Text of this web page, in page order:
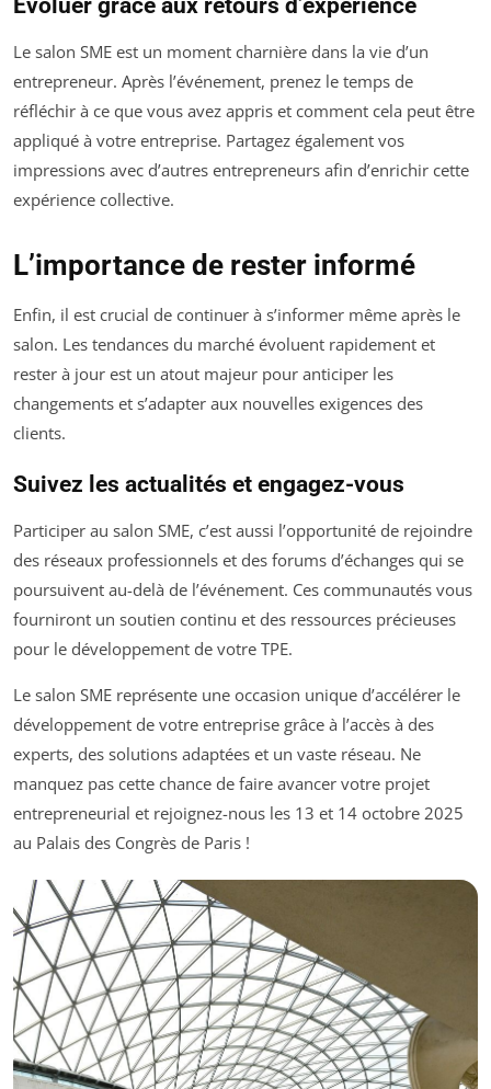
Évoluer grâce aux retours d’expérience
Le salon SME est un moment charnière dans la vie d’un
entrepreneur. Après l’événement, prenez le temps de
réfléchir à ce que vous avez appris et comment cela peut être
appliqué à votre entreprise. Partagez également vos
impressions avec d’autres entrepreneurs afin d’enrichir cette
expérience collective.
L’importance de rester informé
Enfin, il est crucial de continuer à s’informer même après le
salon. Les tendances du marché évoluent rapidement et
rester à jour est un atout majeur pour anticiper les
changements et s’adapter aux nouvelles exigences des
clients.
Suivez les actualités et engagez-vous
Participer au salon SME, c’est aussi l’opportunité de rejoindre
des réseaux professionnels et des forums d’échanges qui se
poursuivent au-delà de l’événement. Ces communautés vous
fourniront un soutien continu et des ressources précieuses
pour le développement de votre TPE.
Le salon SME représente une occasion unique d’accélérer le
développement de votre entreprise grâce à l’accès à des
experts, des solutions adaptées et un vaste réseau. Ne
manquez pas cette chance de faire avancer votre projet
entrepreneurial et rejoignez-nous les 13 et 14 octobre 2025
au Palais des Congrès de Paris !